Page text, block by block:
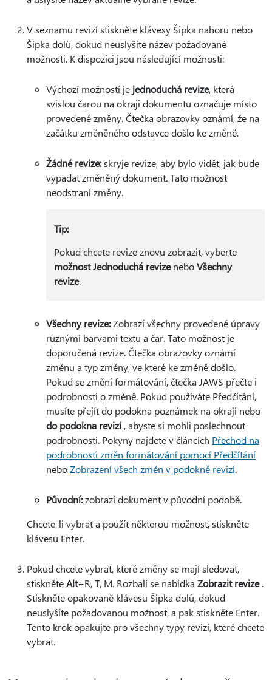
V seznamu revizí stiskněte klávesy Šipka nahoru nebo
Šipka dolů, dokud neuslyšíte název požadované
možnosti. K dispozici jsou následující možnosti:
Výchozí možností je jednoduchá revize, která
svislou čarou na okraji dokumentu označuje místo
provedené změny. Čtečka obrazovky oznámí, že na
začátku změněného odstavce došlo ke změně.
Žádné revize:skryje revize, aby bylo vidět, jak bude
vypadat změněný dokument. Tato možnost
neodstraní změny.
Tip:
Pokud chcete revize znovu zobrazit, vyberte
možnost Jednoduchá revizeneboVšechny
revize.
Všechny revize:Zobrazí všechny provedené úpravy
různými barvami textu a čar. Tato možnost je
doporučená revize. Čtečka obrazovky oznámí
změnu a typ změny, ve které ke změně došlo.
Pokud se změní formátování, čtečka JAWS přečte i
podrobnosti o změně. Pokud používáte Předčítání,
musíte přejít do podokna poznámek na okraji nebo
do podokna revizí, abyste si mohli poslechnout
podrobnosti. Pokyny najdete v článcích Přechod na
podrobnosti změn formátování pomocí Předčítání
neboZobrazení všech změn v podokně revizí.
Původní:zobrazí dokument v původní podobě.
Chcete-li vybrat a použít některou možnost, stiskněte
klávesu Enter.
Pokud chcete vybrat, které změny se mají sledovat,
stiskněteAlt+R, T, M. Rozbalí se nabídka Zobrazit revize.
Stiskněte opakovaně klávesu Šipka dolů, dokud
neuslyšíte požadovanou možnost, a pak stiskněte Enter.
Tento krok opakujte pro všechny typy revizí, které chcete
vybrat.